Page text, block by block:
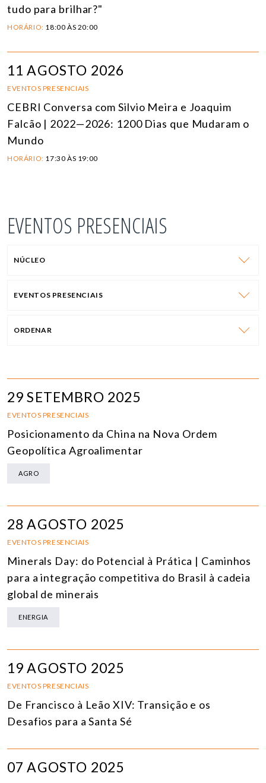
tudo para brilhar?"
HORÁRIO: 18:00 ÀS 20:00
11 AGOSTO 2026
EVENTOS PRESENCIAIS
CEBRI Conversa com Silvio Meira e Joaquim
Falcão | 2022—2026: 1200 Dias que Mudaram o
Mundo
HORÁRIO: 17:30 ÀS 19:00
EVENTOS PRESENCIAIS
NÚCLEO
EVENTOS PRESENCIAIS
ORDENAR
29 SETEMBRO 2025
EVENTOS PRESENCIAIS
Posicionamento da China na Nova Ordem
Geopolítica Agroalimentar
AGRO
28 AGOSTO 2025
EVENTOS PRESENCIAIS
Minerals Day: do Potencial à Prática | Caminhos
para a integração competitiva do Brasil à cadeia
global de minerais
ENERGIA
19 AGOSTO 2025
EVENTOS PRESENCIAIS
De Francisco à Leão XIV: Transição e os
Desafios para a Santa Sé
07 AGOSTO 2025